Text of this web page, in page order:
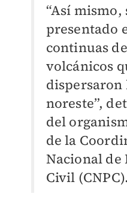
“Así mismo,
presentado
continuas
volcánicos
dispersaron
noreste”,
del
de la
Nacional de
Civil (CNPC).